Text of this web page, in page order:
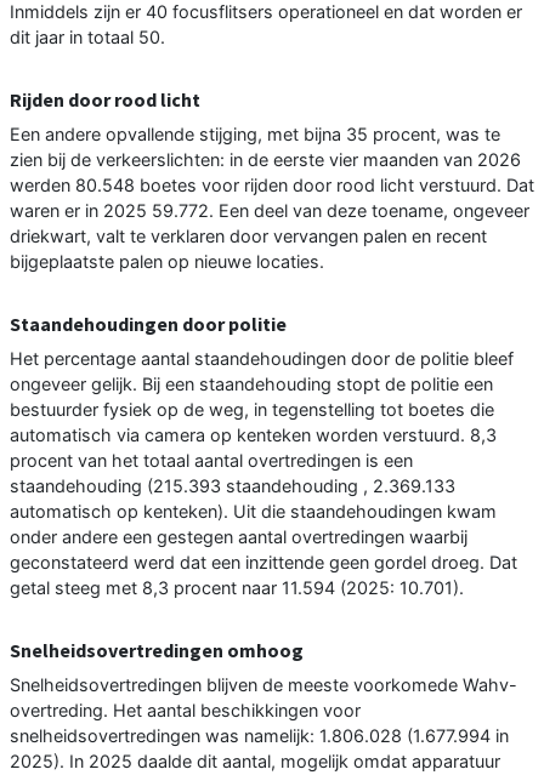
Inmiddels zijn er 40 focusflitsers operationeel en dat worden er
dit jaar in totaal 50.
Rijden door rood licht
Een andere opvallende stijging, met bijna 35 procent, was te
zien bij de verkeerslichten: in de eerste vier maanden van 2026
werden 80.548 boetes voor rijden door rood licht verstuurd. Dat
waren er in 2025 59.772. Een deel van deze toename, ongeveer
driekwart, valt te verklaren door vervangen palen en recent
bijgeplaatste palen op nieuwe locaties.
Staandehoudingen door politie
Het percentage aantal staandehoudingen door de politie bleef
ongeveer gelijk. Bij een staandehouding stopt de politie een
bestuurder fysiek op de weg, in tegenstelling tot boetes die
automatisch via camera op kenteken worden verstuurd. 8,3
procent van het totaal aantal overtredingen is een
staandehouding (215.393 staandehouding , 2.369.133
automatisch op kenteken). Uit die staandehoudingen kwam
onder andere een gestegen aantal overtredingen waarbij
geconstateerd werd dat een inzittende geen gordel droeg. Dat
getal steeg met 8,3 procent naar 11.594 (2025: 10.701).
Snelheidsovertredingen omhoog
Snelheidsovertredingen blijven de meeste voorkomede Wahv-
overtreding. Het aantal beschikkingen voor
snelheidsovertredingen was namelijk: 1.806.028 (1.677.994 in
2025). In 2025 daalde dit aantal, mogelijk omdat apparatuur